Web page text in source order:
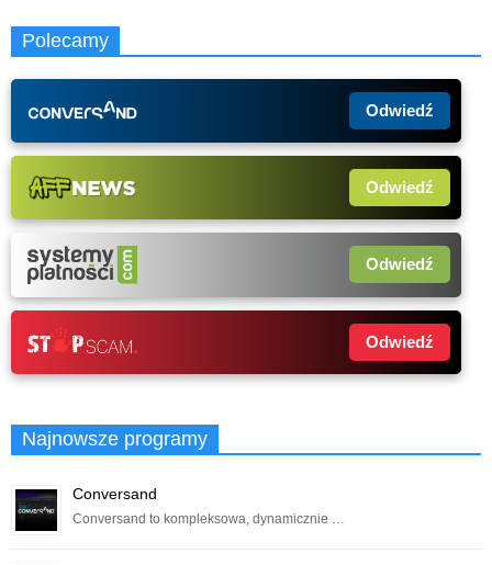
Polecamy
Odwiedź
Odwiedź
Odwiedź
Odwiedź
Najnowsze programy
Conversand
Conversand to kompleksowa, dynamicznie …